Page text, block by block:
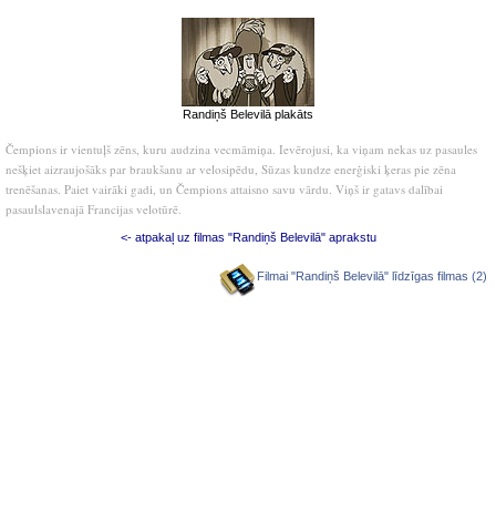
Randiņš Belevilā plakāts
Čempions ir vientuļš zēns, kuru audzina vecmāmiņa. Ievērojusi, ka viņam nekas uz pasaules
nešķiet aizraujošāks par braukšanu ar velosipēdu, Sūzas kundze enerģiski ķeras pie zēna
trenēšanas. Paiet vairāki gadi, un Čempions attaisno savu vārdu. Viņš ir gatavs dalībai
pasaulslavenajā Francijas velotūrē.
<- atpakaļ uz filmas "Randiņš Belevilā" aprakstu
Filmai "Randiņš Belevilā" līdzīgas filmas (2)